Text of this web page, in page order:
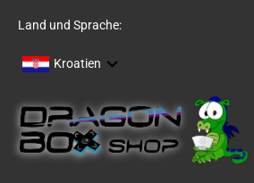
Land und Sprache:
Kroatien